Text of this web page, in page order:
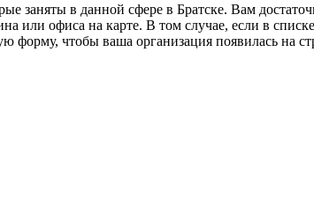
заняты в данной сфере в Братске. Вам
или офиса на карте. В том случае, если в
форму, чтобы ваша организация появилась на